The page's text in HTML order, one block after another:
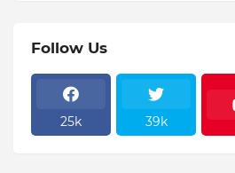
Follow Us
25k 39k